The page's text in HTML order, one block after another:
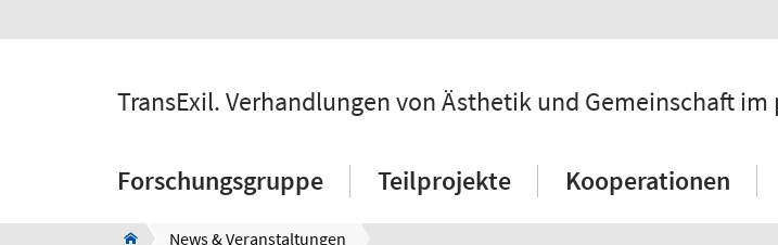
TransExil. Verhandlungen von Ästhetik und Gemeinschaft
Forschungsgruppe Teilprojekte Kooperationen
News & Veranstaltungen